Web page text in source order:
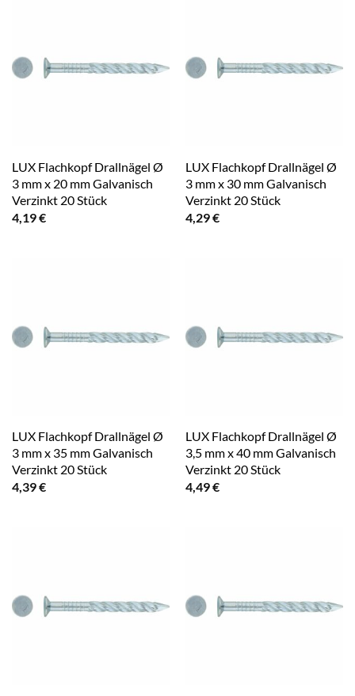
LUX Flachkopf Drallnägel Ø
3 mm x 20 mm Galvanisch
Verzinkt 20 Stück
4,19€
LUX Flachkopf Drallnägel Ø
3 mm x 30 mm Galvanisch
Verzinkt 20 Stück
4,29€
LUX Flachkopf Drallnägel Ø
3 mm x 35 mm Galvanisch
Verzinkt 20 Stück
4,39€
LUX Flachkopf Drallnägel Ø
3,5 mm x 40 mm Galvanisch
Verzinkt 20 Stück
4,49€